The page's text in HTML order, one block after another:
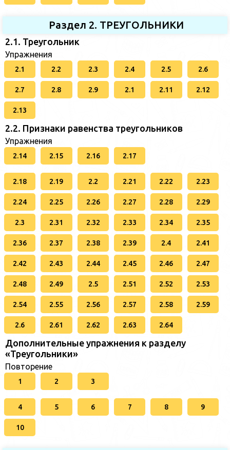
Раздел 2. ТРЕУГОЛЬНИКИ
2.1. Треугольник
Упражнения
2.1 2.2 2.3 2.4 2.5 2.6
2.7 2.8 2.9 2.1 2.11 2.12
2.13
2.2. Признаки равенства треугольников
Упражнения
2.14 2.15 2.16 2.17
2.18 2.19 2.2 2.21 2.22 2.23
2.24 2.25 2.26 2.27 2.28 2.29
2.3 2.31 2.32 2.33 2.34 2.35
2.36 2.37 2.38 2.39 2.4 2.41
2.42 2.43 2.44 2.45 2.46 2.47
2.48 2.49 2.5 2.51 2.52 2.53
2.54 2.55 2.56 2.57 2.58 2.59
2.6 2.61 2.62 2.63 2.64
Дополнительные упражнения к разделу
«Треугольники»
Повторение
1 2 3
4 5 6 7 8 9
10